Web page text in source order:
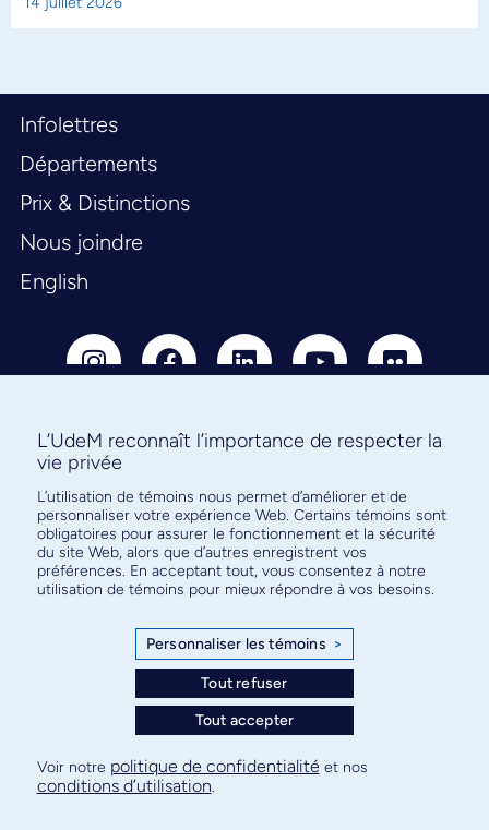
Infolettres
Départements
Prix & Distinctions
Nous joindre
English
Abonnez-vous à notre infolettre
pour connaître l’actualité facultaire
© Faculté de médecine - Université de Montréal
Plan de site
Confidentialité
Conditions d’utilisation
Paramètres des témoins
L’UdeM reconnaît l’importance de respecter la
vie privée
L’utilisation de témoins nous permet d’améliorer et de
personnaliser votre expérience Web. Certains témoins sont
obligatoires pour assurer le fonctionnement et la sécurité
du site Web, alors que d’autres enregistrent vos
préférences. En acceptant tout, vous consentez à notre
utilisation de témoins pour mieux répondre à vos besoins.
Personnaliser les témoins >
Tout refuser
Tout accepter
Voir notre politique de confidentialité et nos
conditions d’utilisation.